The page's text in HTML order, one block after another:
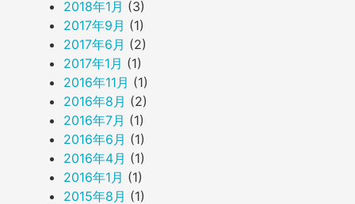
2018年1月 (3)
2017年9月 (1)
2017年6月 (2)
2017年1月 (1)
2016年11月 (1)
2016年8月 (2)
2016年7月 (1)
2016年6月 (1)
2016年4月 (1)
2016年1月 (1)
2015年8月 (1)